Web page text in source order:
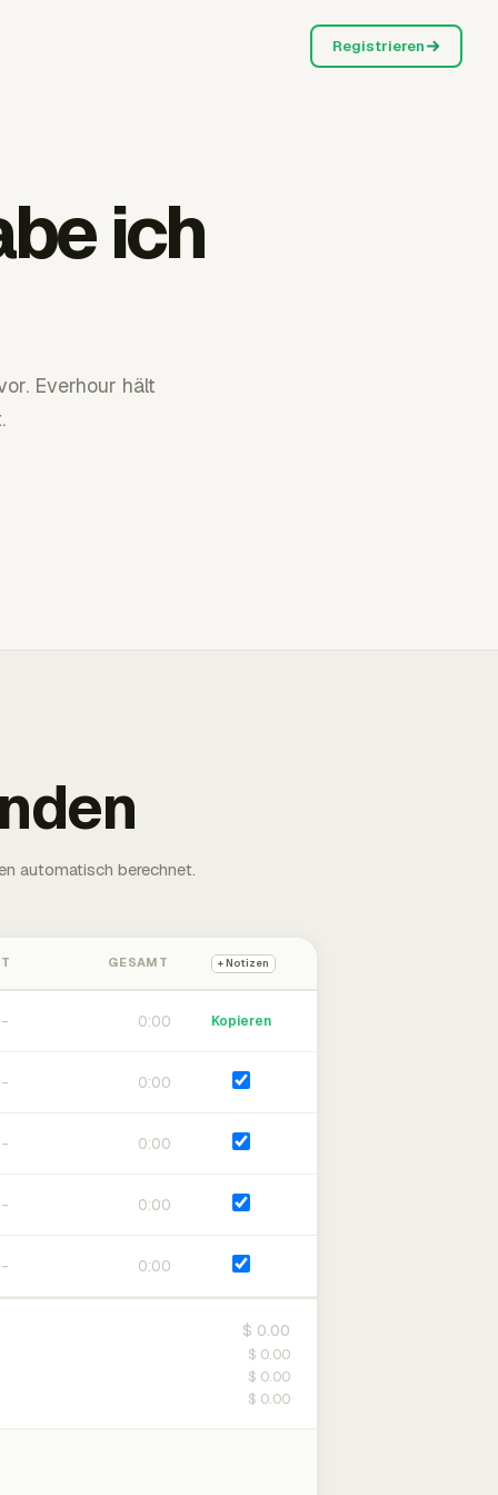
Registrieren
ich
Everhour hält
automatisch berechnet.
GESAMT + Notizen
0:00 Kopieren
0:00
0:00
0:00
0:00
$ 0.00
$ 0.00
$ 0.00
$ 0.00